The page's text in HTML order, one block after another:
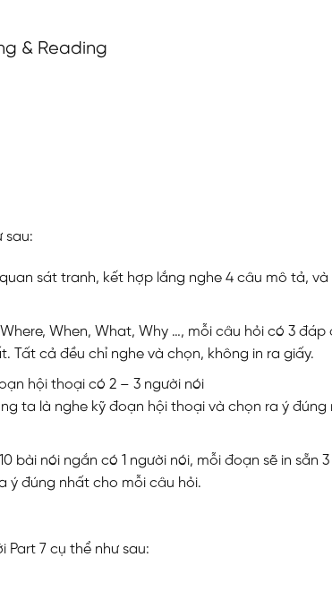
& Reading
sau:
sát tranh, kết hợp lắng nghe 4 câu mô tả, và
When, What, Why …, mỗi câu hỏi có 3 đáp
Tất cả đều chỉ nghe và chọn, không in ra giấy.
hội thoại có 2 – 3 người nói
ta là nghe kỹ đoạn hội thoại và chọn ra ý đúng
bài nói ngắn có 1 người nói, mỗi đoạn sẽ in sẵn
ý đúng nhất cho mỗi câu hỏi.
Part 7 cụ thể như sau: